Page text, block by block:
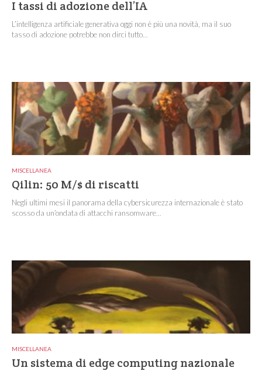
I tassi di adozione dell’IA
L’intelligenza artificiale generativa oggi non è più una novità, ma il suo
tasso di adozione potrebbe non dirci tutto...
MISCELLANEA
Qilin: 50 M/$ di riscatti
Negli ultimi mesi il panorama della cybersicurezza internazionale è stato
scosso da un’ondata di attacchi ransomware...
MISCELLANEA
Un sistema di edge computing nazionale